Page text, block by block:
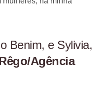
Benim, e Sylivia,
Agência